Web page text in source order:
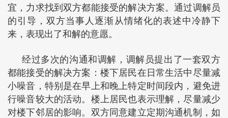
宜，力求找到双方都能接受的解决方案。通过调解员
的引导，双方当事人逐渐从情绪化的表述中冷静下
来，表现出了和解的意愿。
经过多次的沟通和调解，调解员提出了一套双方
都能接受的解决方案：楼下居民在日常生活中尽量减
小噪音，特别是在早上和晚上特定时间段内，避免进
行噪音较大的活动。楼上居民也表示理解，尽量减少
对楼下邻居的影响。双方同意建立定期沟通机制，如